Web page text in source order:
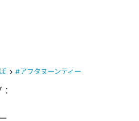
#アフタヌーンティー